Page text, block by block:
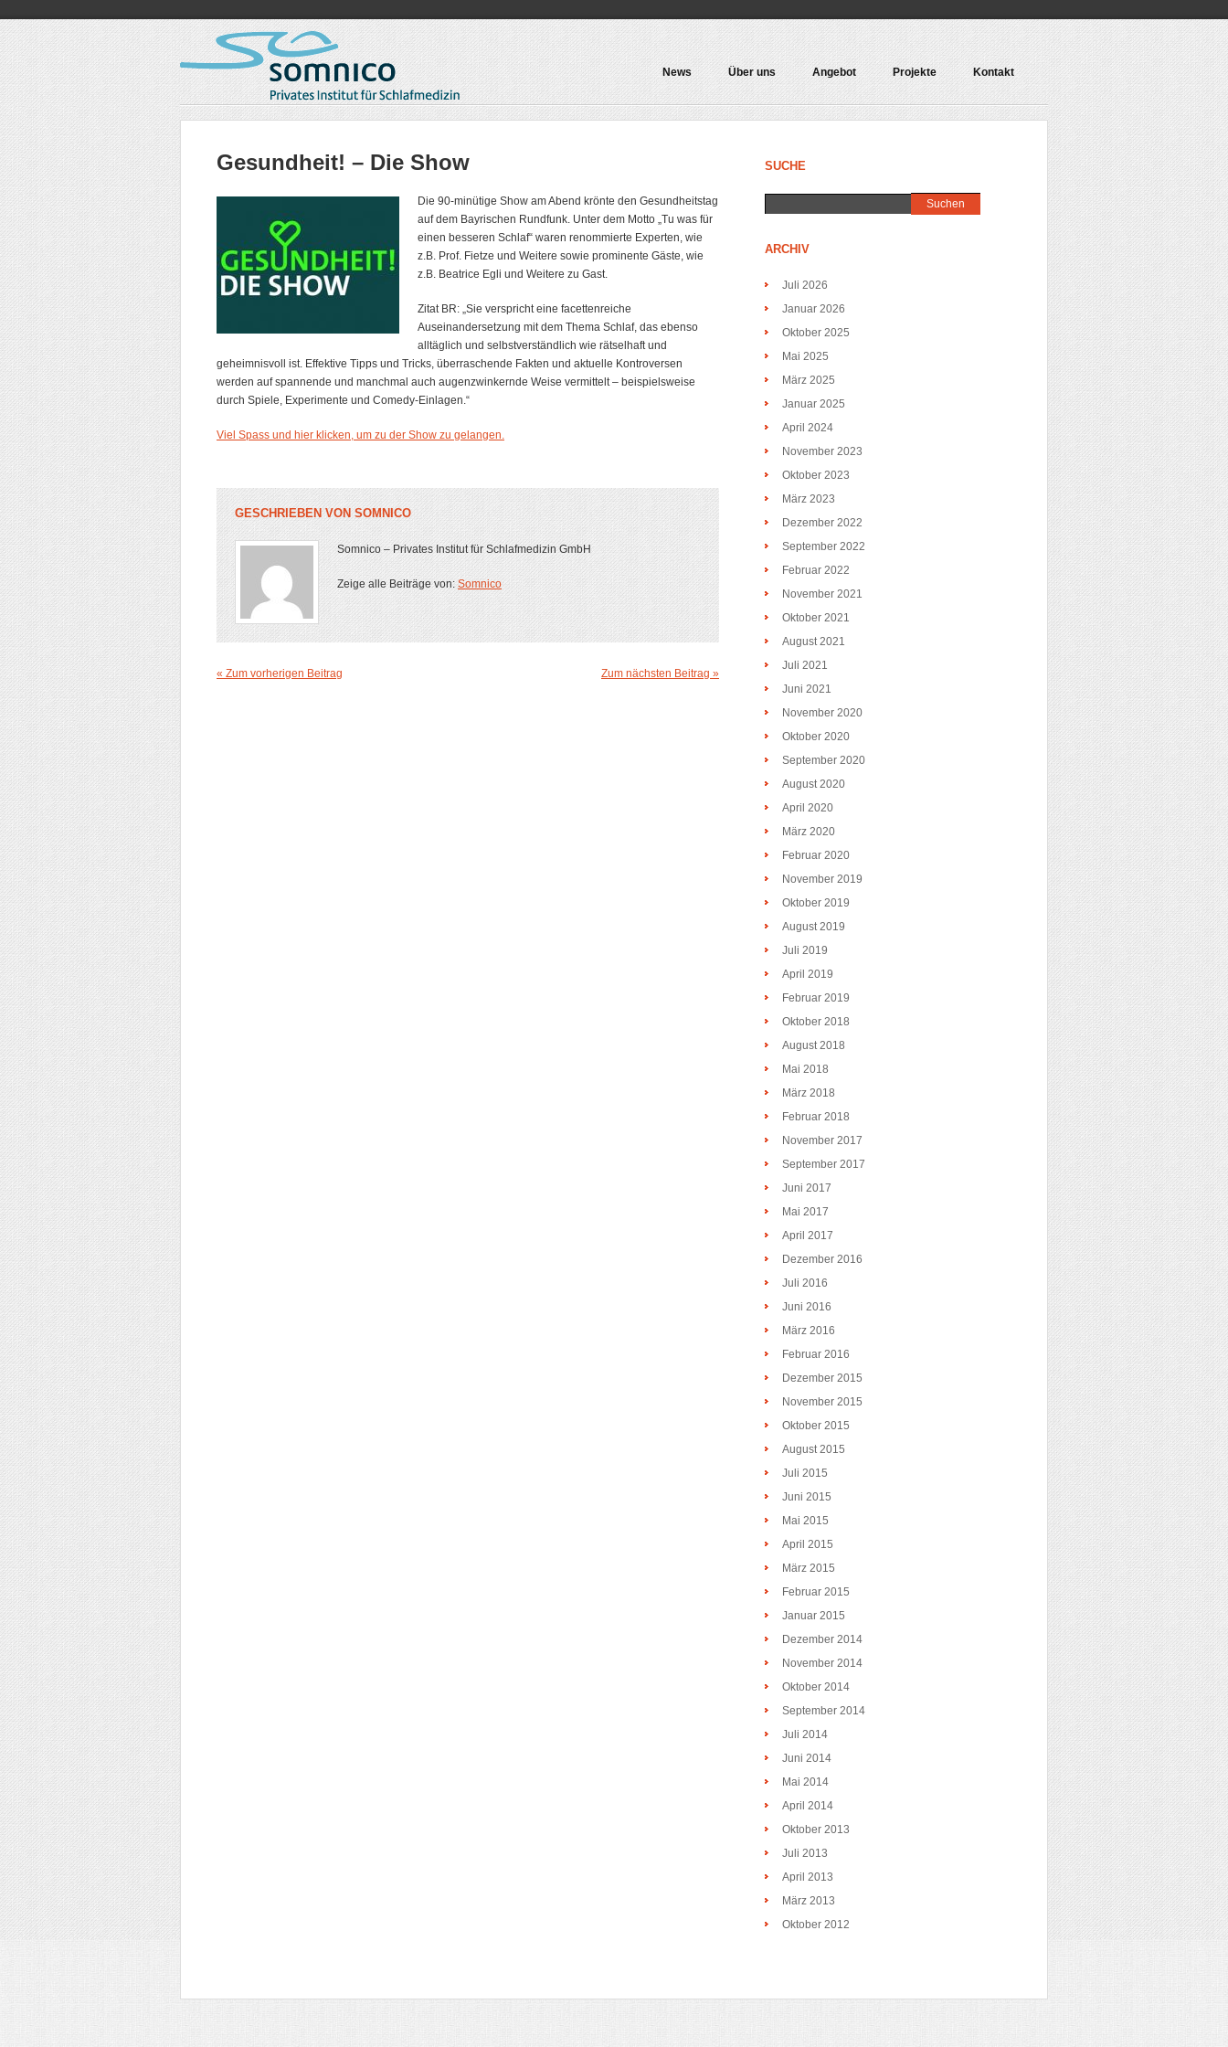
News Über uns Angebot Projekte Kontakt
Gesundheit! – Die Show
Die 90-minütige Show am Abend krönte den Gesundheitstag
auf dem Bayrischen Rundfunk. Unter dem Motto „Tu was für
einen besseren Schlaf“ waren renommierte Experten, wie
z.B. Prof. Fietze und Weitere sowie prominente Gäste, wie
z.B. Beatrice Egli und Weitere zu Gast.
Zitat BR: „Sie verspricht eine facettenreiche
Auseinandersetzung mit dem Thema Schlaf, das ebenso
alltäglich und selbstverständlich wie rätselhaft und
geheimnisvoll ist. Effektive Tipps und Tricks, überraschende Fakten und aktuelle Kontroversen
werden auf spannende und manchmal auch augenzwinkernde Weise vermittelt – beispielsweise
durch Spiele, Experimente und Comedy-Einlagen.“
Viel Spass und hier klicken, um zu der Show zu gelangen.
GESCHRIEBEN VONSOMNICO
Somnico – Privates Institut für Schlafmedizin GmbH
Zeige alle Beiträge von: Somnico
« Zum vorherigen Beitrag Zum nächsten Beitrag »
SUCHE
ARCHIV
Juli 2026
Januar 2026
Oktober 2025
Mai 2025
März 2025
Januar 2025
April 2024
November 2023
Oktober 2023
März 2023
Dezember 2022
September 2022
Februar 2022
November 2021
Oktober 2021
August 2021
Juli 2021
Juni 2021
November 2020
Oktober 2020
September 2020
August 2020
April 2020
März 2020
Februar 2020
November 2019
Oktober 2019
August 2019
Juli 2019
April 2019
Februar 2019
Oktober 2018
August 2018
Mai 2018
März 2018
Februar 2018
November 2017
September 2017
Juni 2017
Mai 2017
April 2017
Dezember 2016
Juli 2016
Juni 2016
März 2016
Februar 2016
Dezember 2015
November 2015
Oktober 2015
August 2015
Juli 2015
Juni 2015
Mai 2015
April 2015
März 2015
Februar 2015
Januar 2015
Dezember 2014
November 2014
Oktober 2014
September 2014
Juli 2014
Juni 2014
Mai 2014
April 2014
Oktober 2013
Juli 2013
April 2013
März 2013
Oktober 2012